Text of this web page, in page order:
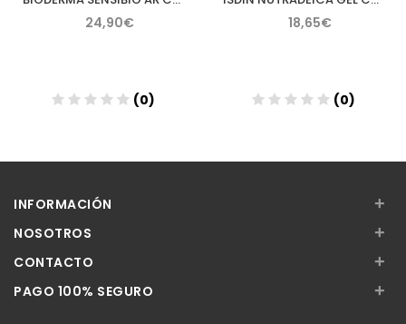
24,90€
(0)
18,65€
(0)
INFORMACIÓN +
NOSOTROS +
CONTACTO +
PAGO 100% SEGURO +